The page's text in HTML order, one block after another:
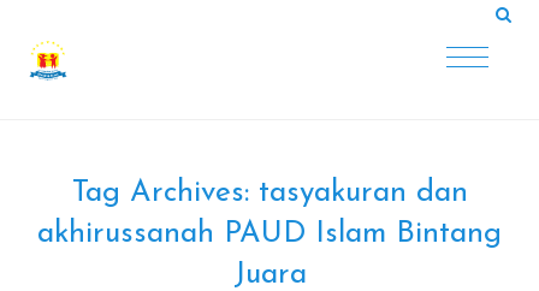
Tag Archives: tasyakuran dan
akhirussanah PAUD Islam Bintang
Juara